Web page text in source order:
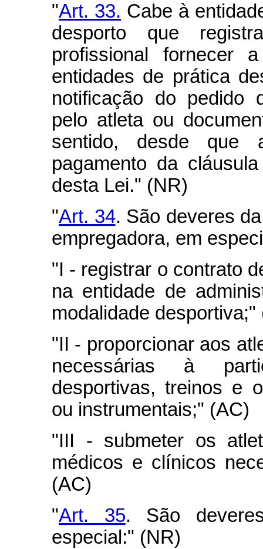
"Art. 33. Cabe à
desporto que
profissional fornecer
entidades de prática
notificação do pedido
pelo atleta ou
sentido, desde que
pagamento da
desta Lei." (NR)
"Art. 34. São deveres
empregadora, em
"I - registrar o contrato
na entidade de
modalidade desportiva;"
"II - proporcionar aos
necessárias à
desportivas, treinos e
ou instrumentais;" (AC)
"III - submeter os
médicos e clínicos
(AC)
"Art. 35. São
especial:" (NR)